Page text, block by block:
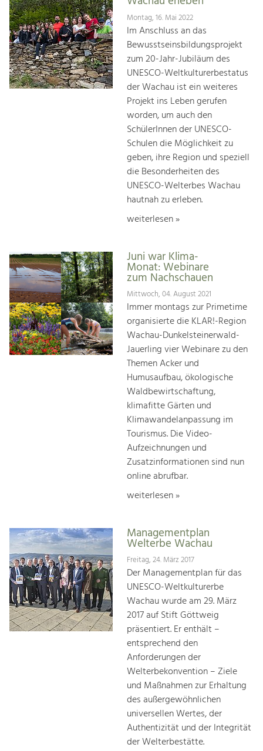
Montag, 16. Mai 2022
Im Anschluss an das
Bewusstseinsbildungsprojekt
zum 20-Jahr-Jubiläum des
UNESCO-Weltkulturerbestatus
der Wachau ist ein weiteres
Projekt ins Leben gerufen
worden, um auch den
SchülerInnen der UNESCO-
Schulen die Möglichkeit zu
geben, ihre Region und speziell
die Besonderheiten des
UNESCO-Welterbes Wachau
hautnah zu erleben.
weiterlesen »
Juni war Klima-
Monat: Webinare
zum Nachschauen
Mittwoch, 04. August 2021
Immer montags zur Primetime
organisierte die KLAR!-Region
Wachau-Dunkelsteinerwald-
Jauerling vier Webinare zu den
Themen Acker und
Humusaufbau, ökologische
Waldbewirtschaftung,
klimafitte Gärten und
Klimawandelanpassung im
Tourismus. Die Video-
Aufzeichnungen und
Zusatzinformationen sind nun
online abrufbar.
weiterlesen »
Managementplan
Welterbe Wachau
Freitag, 24. März 2017
Der Managementplan für das
UNESCO-Weltkulturerbe
Wachau wurde am 29. März
2017 auf Stift Göttweig
präsentiert. Er enthält –
entsprechend den
Anforderungen der
Welterbekonvention – Ziele
und Maßnahmen zur Erhaltung
des außergewöhnlichen
universellen Wertes, der
Authentizität und der Integrität
der Welterbestätte.